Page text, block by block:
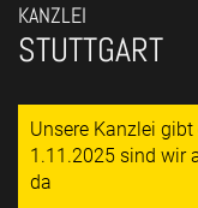
KANZLEI
STUTTGART
Unsere Kanzlei
1.11.2025 sind wir
da